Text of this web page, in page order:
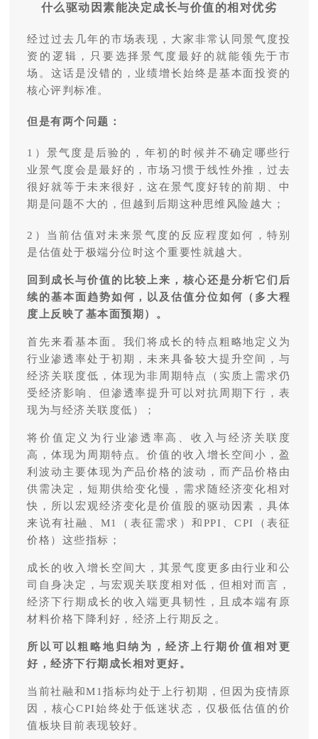
什么驱动因素能决定成长与价值的相对优劣
经过过去几年的市场表现，大家非常认同景气度投
资的逻辑，只要选择景气度最好的就能领先于市
场。这话是没错的，业绩增长始终是基本面投资的
核心评判标准。
但是有两个问题：
1）景气度是后验的，年初的时候并不确定哪些行
业景气度会是最好的，市场习惯于线性外推，过去
很好就等于未来很好，这在景气度好转的前期、中
期是问题不大的，但越到后期这种思维风险越大；
2）当前估值对未来景气度的反应程度如何，特别
是估值处于极端分位时这个重要性就越大。
回到成长与价值的比较上来，核心还是分析它们后
续的基本面趋势如何，以及估值分位如何（多大程
度上反映了基本面预期）。
首先来看基本面。我们将成长的特点粗略地定义为
行业渗透率处于初期，未来具备较大提升空间，与
经济关联度低，体现为非周期特点（实质上需求仍
受经济影响、但渗透率提升可以对抗周期下行，表
现为与经济关联度低）；
将价值定义为行业渗透率高、收入与经济关联度
高，体现为周期特点。价值的收入增长空间小，盈
利波动主要体现为产品价格的波动，而产品价格由
供需决定，短期供给变化慢，需求随经济变化相对
快，所以宏观经济变化是价值股的驱动因素，具体
来说有社融、M1（表征需求）和PPI、CPI（表征
价格）这些指标；
成长的收入增长空间大，其景气度更多由行业和公
司自身决定，与宏观关联度相对低，但相对而言，
经济下行期成长的收入端更具韧性，且成本端有原
材料价格下降利好，经济上行期反之。
所以可以粗略地归纳为，经济上行期价值相对更
好，经济下行期成长相对更好。
当前社融和M1指标均处于上行初期，但因为疫情原
因，核心CPI始终处于低迷状态，仅极低估值的价
值板块目前表现较好。